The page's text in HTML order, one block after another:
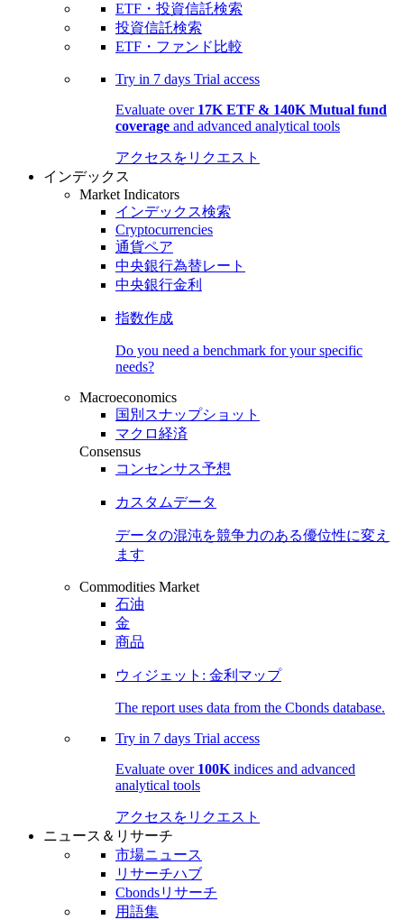
ETF・投資信託検索
投資信託検索
ETF・ファンド比較
Try in 7 days Trial access
Evaluate over 17K ETF & 140K Mutual fund
coverage and advanced analytical tools
アクセスをリクエスト
インデックス
Market Indicators
インデックス検索
Cryptocurrencies
通貨ペア
中央銀行為替レート
中央銀行金利
指数作成
Do you need a benchmark for your specific
needs?
Macroeconomics
国別スナップショット
マクロ経済
Consensus
コンセンサス予想
カスタムデータ
データの混沌を競争力のある優位性に変え
ます
Commodities Market
石油
金
商品
ウィジェット: 金利マップ
The report uses data from the Cbonds database.
Try in 7 days Trial access
Evaluate over 100K indices and advanced
analytical tools
アクセスをリクエスト
ニュース＆リサーチ
市場ニュース
リサーチハブ
Cbondsリサーチ
用語集